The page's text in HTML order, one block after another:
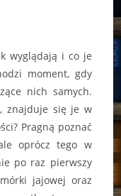
wyglądają i co je
moment, gdy
nich samych.
znajduje się je w
Pragną poznać
oprócz tego w
po raz pierwszy
jajowej oraz